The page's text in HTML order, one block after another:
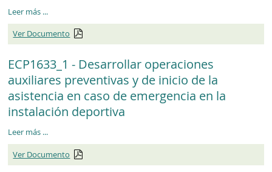
Leer más ECP1632_1
...
Ver Documento
ECP1633_1 - Desarrollar operaciones
auxiliares preventivas y de inicio de la
asistencia en caso de emergencia en la
instalación deportiva
Leer más ECP1633_1
...
Ver Documento